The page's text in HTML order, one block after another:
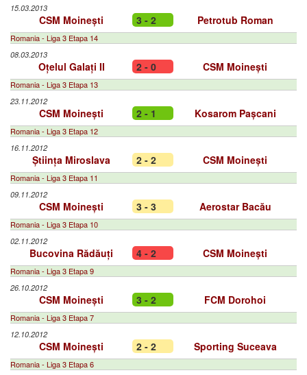
15.03.2013
CSM Moinești 3 - 2 Petrotub Roman
Romania - Liga 3 Etapa 14
08.03.2013
Oțelul Galați II 2 - 0 CSM Moinești
Romania - Liga 3 Etapa 13
23.11.2012
CSM Moinești 2 - 1 Kosarom Pașcani
Romania - Liga 3 Etapa 12
16.11.2012
Știința Miroslava 2 - 2 CSM Moinești
Romania - Liga 3 Etapa 11
09.11.2012
CSM Moinești 3 - 3 Aerostar Bacău
Romania - Liga 3 Etapa 10
02.11.2012
Bucovina Rădăuți 4 - 2 CSM Moinești
Romania - Liga 3 Etapa 9
26.10.2012
CSM Moinești 3 - 2 FCM Dorohoi
Romania - Liga 3 Etapa 7
12.10.2012
CSM Moinești 2 - 2 Sporting Suceava
Romania - Liga 3 Etapa 6